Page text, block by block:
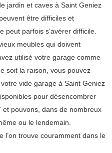
jardin et caves à Saint Geniez
être difficiles et
peut parfois s’avérer difficile.
meubles qui doivent
utilisé votre garage comme
soit la raison, vous pouvez
vide garage à Saint Geniez
pour désencombrer
pouvons, dans de nombreux
ou le lendemain.
l’on trouve couramment dans le